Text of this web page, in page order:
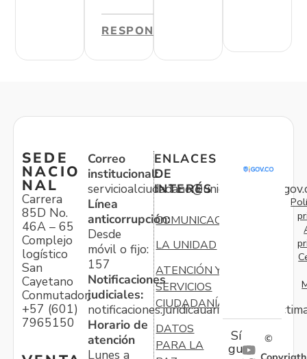
RESPONDER
SEDE
NACIO
NAL
Carrera
85D No.
46A – 65
Complejo
logístico
San
Cayetano
Conmutador:
+57 (601)
7965150
Correo
institucional:
Línea
anticorrupción:
Desde
móvil o fijo:
157
Notificaciones
judiciales:
Horario de
atención
Lunes a
ENLACES
DE
INTERÉS
COMUNICACIONES
LA UNIDAD
ATENCIÓN Y
SERVICIOS
CIUDADANÍA
DATOS
PARA LA
Sí
gu
©